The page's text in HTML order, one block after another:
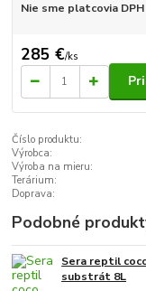
Nie sme platcovia DPH
285 €/ks
Číslo produktu:
Výrobca:
Výroba na mieru:
Terárium:
Doprava:
Podobné
Sera reptil
substrát 8L